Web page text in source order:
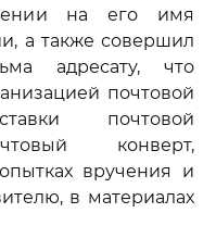
на его имя
а также совершил
адресату, что
почтовой
почтовой
конверт,
вручения и
в материалах